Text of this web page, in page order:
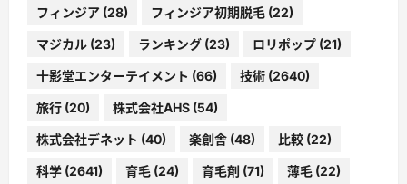
フィンジア (28) フィンジア初期脱毛 (22)
マジカル (23) ランキング (23) ロリポップ (21)
十影堂エンターテイメント (66) 技術 (2640)
旅行 (20) 株式会社AHS (54)
株式会社デネット (40) 楽創舎 (48) 比較 (22)
科学 (2641) 育毛 (24) 育毛剤 (71) 薄毛 (22)